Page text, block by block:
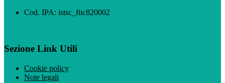
Cod. IPA: istsc_fiic820002
Sezione Link Utili
Cookie policy
Note legali